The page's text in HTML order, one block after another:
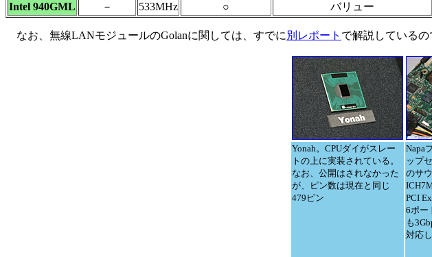
Intel 940GML
－ 533MHz ○ バリュー
なお、無線LANモジュールのGolanに関しては、すでに 別レポート で解説しているの
Yonah。CPUダイがスレー
トの上に実装されている。
なお、公開はされなかった
が、ピン数は現在と同じ
479ピン
Napa
ップ
のサ
PCI
6ポー
も
対応